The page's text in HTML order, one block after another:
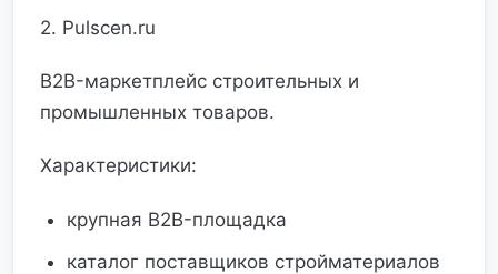
2. Pulscen.ru
B2B-маркетплейс строительных и
промышленных товаров.
Характеристики:
крупная B2B-площадка
каталог поставщиков стройматериалов